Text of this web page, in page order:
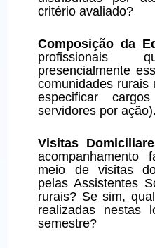
critério avaliado?
Composição da
profissionais
presencialmente
comunidades rurais
especificar
servidores por ação).
Visitas
acompanhamento
meio de visitas
pelas Assistentes
rurais? Se sim,
realizadas nestas
semestre?